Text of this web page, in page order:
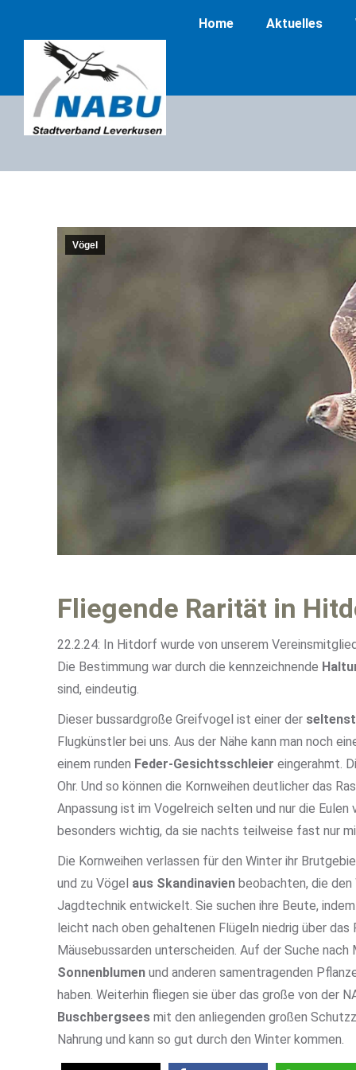
Home Aktuelles
Vögel
Fliegende Rarität in
22.2.24: In Hitdorf wurde von unserem
Die Bestimmung war durch die kennzeichnende
sind, eindeutig.
Dieser bussardgroße Greifvogel ist einer der
Flugkünstler bei uns. Aus der Nähe kann man noch
einem runden Feder-Gesichtsschleier eingerahmt.
Ohr. Und so können die Kornweihen deutlicher das
Anpassung ist im Vogelreich selten und nur die
besonders wichtig, da sie nachts teilweise fast nur
Die Kornweihen verlassen für den Winter ihr
und zu Vögel aus Skandinavien beobachten, die den
Jagdtechnik entwickelt. Sie suchen ihre Beute,
leicht nach oben gehaltenen Flügeln niedrig über
Mäusebussarden unterscheiden. Auf der Suche
Sonnenblumen und anderen samentragenden
haben. Weiterhin fliegen sie über das große von der
Buschbergsees mit den anliegenden großen
Nahrung und kann so gut durch den Winter kommen.